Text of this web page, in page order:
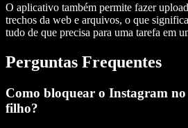
O aplicativo também permite fazer
trechos da web e arquivos, o que
tudo de que precisa para uma tarefa em
Perguntas Frequentes
Como bloquear o Instagram
filho?